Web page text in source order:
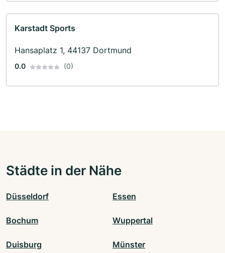
Karstadt Sports
Hansaplatz 1, 44137 Dortmund
0.0 (0)
Städte in der Nähe
Düsseldorf Essen
Bochum Wuppertal
Duisburg Münster